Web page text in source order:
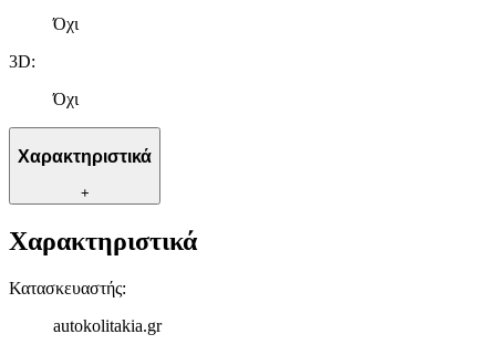
Όχι
3D:
Όχι
Χαρακτηριστικά
+
Χαρακτηριστικά
Κατασκευαστής:
autokolitakia.gr